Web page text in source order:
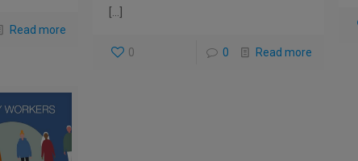
Read more
[…]
0 0 Read more